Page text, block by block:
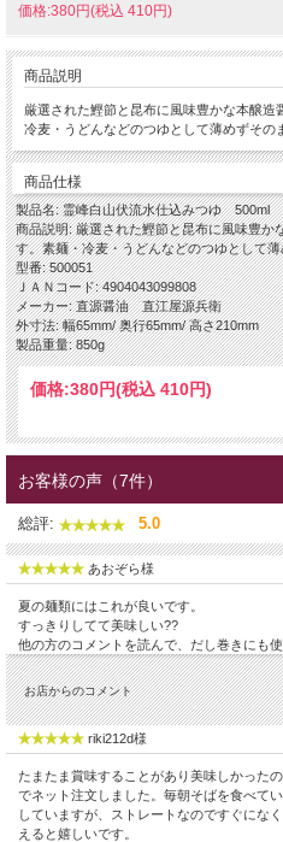
価格:380円(税込 410円)
商品説明
厳選された鰹節と昆布に風味豊かな本醸造
冷麦・うどんなどのつゆとして薄めずその
商品仕様
製品名: 霊峰白山伏流水仕込みつゆ 500ml
商品説明: 厳選された鰹節と昆布に風味豊か
す。素麺・冷麦・うどんなどのつゆとして
型番: 500051
ＪＡＮコード: 4904043099808
メーカー: 直源醤油 直江屋源兵衛
外寸法: 幅65mm/ 奥行65mm/ 高さ210mm
製品重量: 850g
価格:380円(税込 410円)
お客様の声（7件）
総評: 5.0
あおぞら様
夏の麺類にはこれが良いです。
すっきりしてて美味しい??
他の方のコメントを読んで、だし巻きにも
お店からのコメント
riki212d様
たまたま賞味することがあり美味しかった
でネット注文しました。毎朝そばを食べて
していますが、ストレートなのですぐにな
えると嬉しいです。